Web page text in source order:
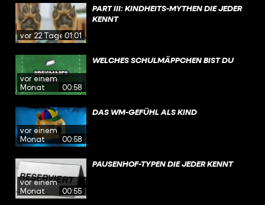
vor 22 Tagen01:01
PART III: KINDHEITS-MYTHEN DIE JEDER
KENNT
vor einem
Monat
00:58
WELCHES SCHULMÄPPCHEN BIST DU
vor einem
Monat
00:58
DAS WM-GEFÜHL ALS KIND
vor einem
Monat
00:55
PAUSENHOF-TYPEN DIE JEDER KENNT